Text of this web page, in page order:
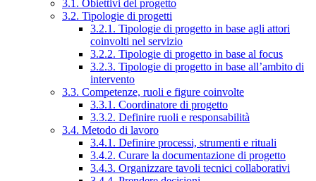
3.1. Obiettivi del progetto
3.2. Tipologie di progetti
3.2.1. Tipologie di progetto in base agli attori
coinvolti nel servizio
3.2.2. Tipologie di progetto in base al focus
3.2.3. Tipologie di progetto in base all’ambito di
intervento
3.3. Competenze, ruoli e figure coinvolte
3.3.1. Coordinatore di progetto
3.3.2. Definire ruoli e responsabilità
3.4. Metodo di lavoro
3.4.1. Definire processi, strumenti e rituali
3.4.2. Curare la documentazione di progetto
3.4.3. Organizzare tavoli tecnici collaborativi